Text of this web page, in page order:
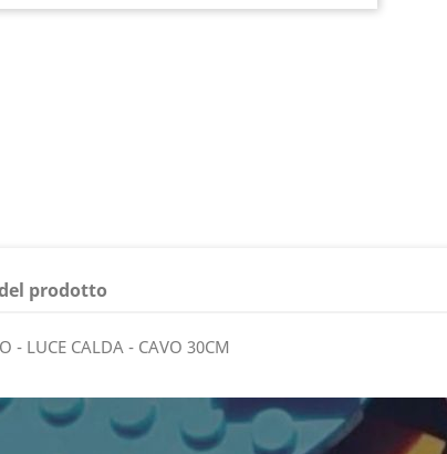
prodotto
- LUCE CALDA - CAVO 30CM